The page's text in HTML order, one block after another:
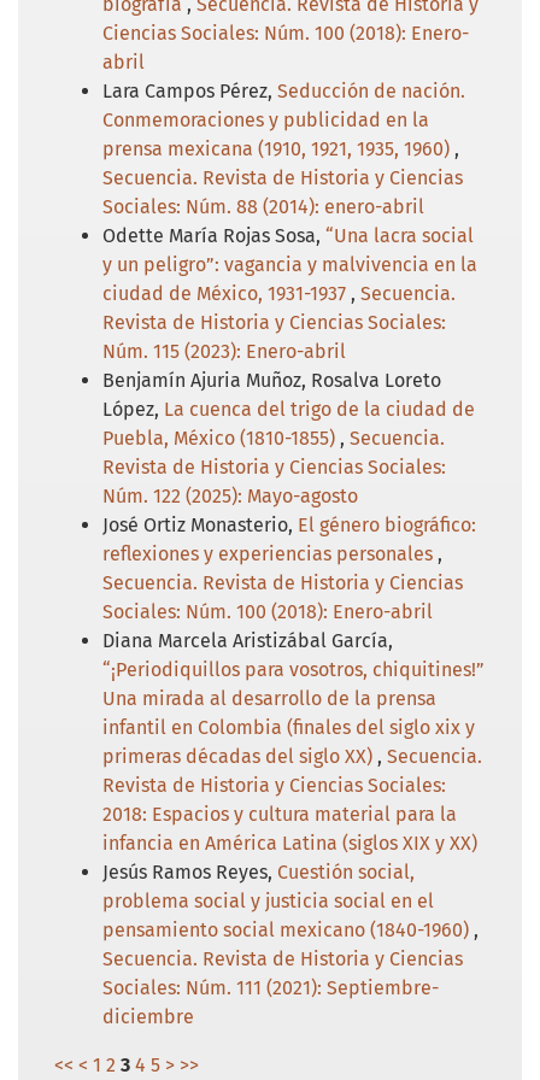
Ciencias Sociales: Núm. 100 (2018): Enero-
abril
Lara Campos Pérez, Seducción de nación.
Conmemoraciones y publicidad en la
prensa mexicana (1910, 1921, 1935, 1960) ,
Secuencia. Revista de Historia y Ciencias
Sociales: Núm. 88 (2014): enero-abril
Odette María Rojas Sosa, “Una lacra social
y un peligro”: vagancia y malvivencia en la
ciudad de México, 1931-1937 , Secuencia.
Revista de Historia y Ciencias Sociales:
Núm. 115 (2023): Enero-abril
Benjamín Ajuria Muñoz, Rosalva Loreto
López, La cuenca del trigo de la ciudad de
Puebla, México (1810-1855) , Secuencia.
Revista de Historia y Ciencias Sociales:
Núm. 122 (2025): Mayo-agosto
José Ortiz Monasterio, El género biográfico:
reflexiones y experiencias personales ,
Secuencia. Revista de Historia y Ciencias
Sociales: Núm. 100 (2018): Enero-abril
Diana Marcela Aristizábal García,
“¡Periodiquillos para vosotros, chiquitines!”
Una mirada al desarrollo de la prensa
infantil en Colombia (finales del siglo xix y
primeras décadas del siglo XX) , Secuencia.
Revista de Historia y Ciencias Sociales:
2018: Espacios y cultura material para la
infancia en América Latina (siglos XIX y XX)
Jesús Ramos Reyes, Cuestión social,
problema social y justicia social en el
pensamiento social mexicano (1840-1960) ,
Secuencia. Revista de Historia y Ciencias
Sociales: Núm. 111 (2021): Septiembre-
diciembre
<< < 1 2 3 4 5 > >>